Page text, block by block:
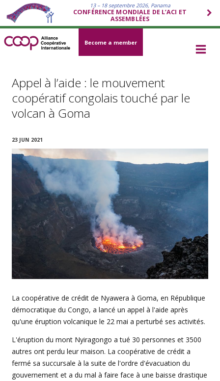
13 – 18 septembre 2026, Panama
CONFÉRENCE MONDIALE DE L’ACI ET
ASSEMBLÉES
Become a member
Appel à l’aide : le mouvement
coopératif congolais touché par le
volcan à Goma
23 JUN 2021
La coopérative de crédit de Nyawera à Goma, en République
démocratique du Congo, a lancé un appel à l'aide après
qu'une éruption volcanique le 22 mai a perturbé ses activités.
L'éruption du mont Nyiragongo a tué 30 personnes et 3500
autres ont perdu leur maison. La coopérative de crédit a
fermé sa succursale à la suite de l'ordre d'évacuation du
gouvernement et a du mal à faire face à une baisse drastique